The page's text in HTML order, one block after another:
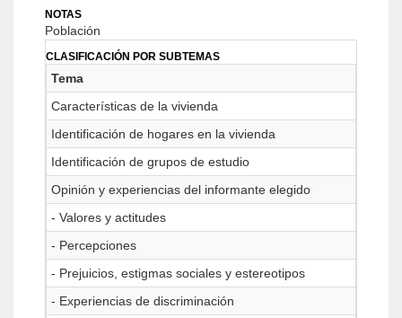
NOTAS
Población
CLASIFICACIÓN POR SUBTEMAS
Tema
Características de la vivienda
Identificación de hogares en la vivienda
Identificación de grupos de estudio
Opinión y experiencias del informante elegido
- Valores y actitudes
- Percepciones
- Prejuicios, estigmas sociales y estereotipos
- Experiencias de discriminación